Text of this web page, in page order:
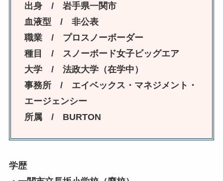
出身 / 岩手県一関市
血液型 / 非公表
職業 / プロスノーボーダー
種目 / スノーボード女子ビッグエア
大学 / 法政大学（在学中）
事務所 / エイベックス・マネジメント・
エージェンシー
所属 / BURTON
学歴